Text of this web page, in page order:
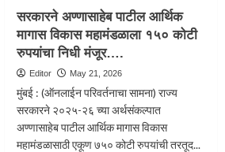
सिलेंडरमध्ये
गॅसऐवजी
पाणी
जवळपास
३
४
लिटर,
तर
काही
सरकारने अण्णासाहेब पाटील आर्थिक
मागास विकास महामंडळाला १५० कोटी
रुपयांचा निधी मंजूर….
Editor May 21, 2026
मुंबई : (ऑनलाईन परिवर्तनाचा सामना) राज्य
सरकारने २०२५-२६ च्या अर्थसंकल्पात
अण्णासाहेब पाटील आर्थिक मागास विकास
महामंडळासाठी एकूण ७५० कोटी रुपयांची तरतूद...